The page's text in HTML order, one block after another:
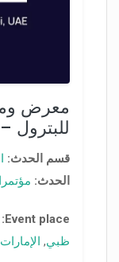
معرض
للبترول –
قسم الحدث:
الحدث:
Event place:
ظبي, الإمارات